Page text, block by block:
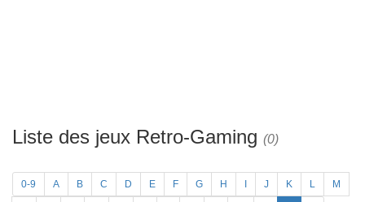
Liste des jeux Retro-Gaming (0)
0-9 A B C D E F G H J K L M